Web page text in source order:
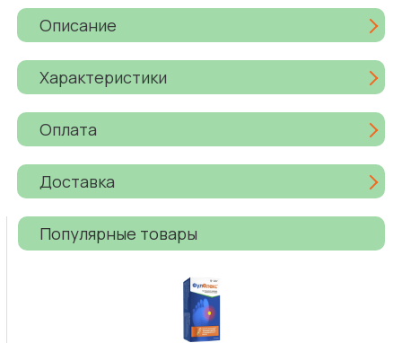
Описание
Характеристики
Оплата
Доставка
Популярные товары